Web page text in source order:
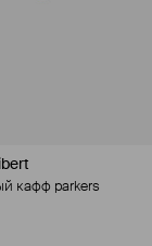
кафф parkers